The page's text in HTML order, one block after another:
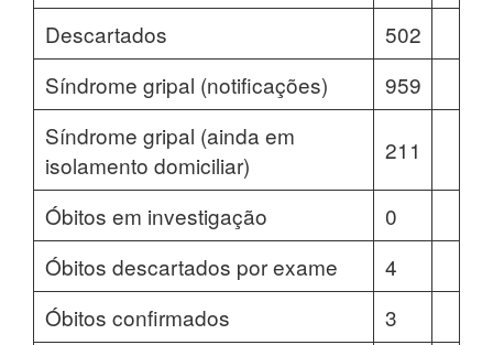
Descartados
502
Síndrome gripal (notificações)
959
Síndrome gripal (ainda em
isolamento domiciliar)
211
Óbitos em investigação
0
Óbitos descartados por exame
4
Óbitos confirmados
3